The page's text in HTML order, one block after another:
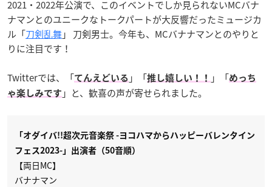
2021・2022年公演で、このイベントでしか見られないMCバナ
ナマンとのユニークなトークパートが大反響だったミュージカ
ル「刀剣乱舞」 刀剣男士。今年も、MCバナナマンとのやりと
りに注目です！
Twitterでは、「てんえどいる 」「推し嬉しい！！ 」「めっち
ゃ楽しみです 」と、歓喜の声が寄せられました。
「オダイバ!!超次元音楽祭 -ヨコハマからハッピーバレンタイン
フェス2023-」出演者（50音順）
【両日MC】
バナナマン